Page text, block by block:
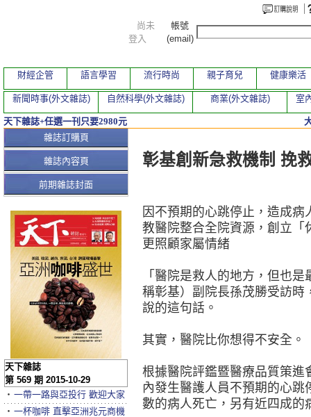
本期文章
彰基創新急救機制 挽
因不預期的心跳停止，造成
教醫院整合全院資源，創立「
更照顧家屬情緒
「醫院是救人的地方，但也
稱彰基）副院長孫茂勝受訪時
說的這句話。
其實，醫院比你想得不安全。
根據醫院評鑑暨醫療品質策
內發生醫護人員不預期的心
數的病人死亡，另有近四成的
雜誌訂購頁
雜誌內容頁
前期雜誌封面
天下雜誌
第 569 期 2015-10-29
‧ 一帶一路與亞投行 歡迎大家
‧ 一杯咖啡 直擊亞洲兆元商機
尚未
登入
帳號
(email)
財經企管 語言學習 流行時尚 親子育兒 健康樂活
新聞時事(外文雜誌) 自然科學(外文雜誌) 商業(外文雜誌) 室
天下雜誌+任選一刊只要2980元